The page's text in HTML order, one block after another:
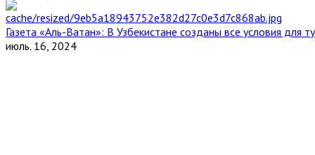
Газета «Аль-Ватан»: В Узбекистане созданы все условия для
июль. 16, 2024